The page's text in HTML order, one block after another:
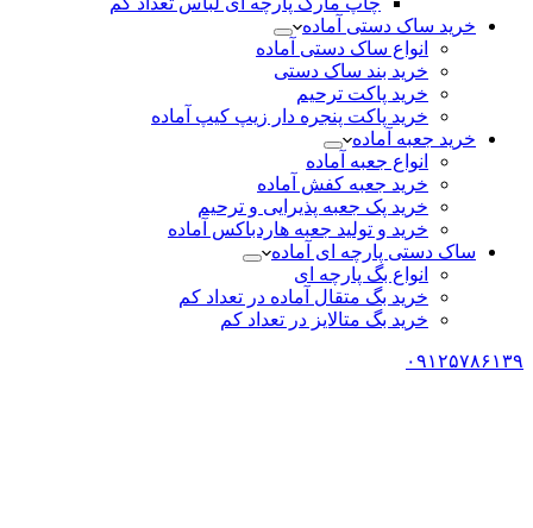
خرید ساک دستی آماده
انواع ساک دستی آماده
خرید بند ساک دستی
خرید پاکت ترحیم
خرید پاکت پنجره دار زیپ کیپ آماده
خرید جعبه آماده
انواع جعبه آماده
خرید جعبه کفش آماده
خرید پک جعبه پذیرایی و ترحیم
خرید و تولید جعبه هاردباکس آماده
ساک دستی پارچه ای آماده
انواع بگ پارچه ای
خرید بگ متقال آماده در تعداد کم
خرید بگ متالایز در تعداد کم